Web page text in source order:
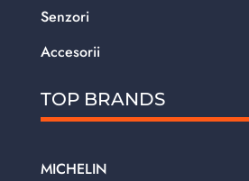
Senzori
Accesorii
TOP BRANDS
MICHELIN